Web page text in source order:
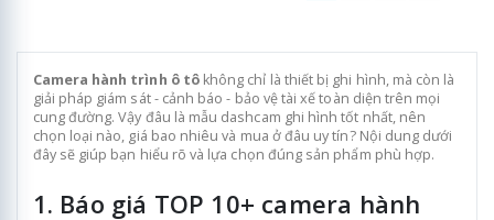
Camera hành trình ô tôkhông chỉ là thiết bị ghi hình, mà còn là
giải pháp giám sát - cảnh báo - bảo vệ tài xế toàn diện trên mọi
cung đường. Vậy đâu là mẫu dashcam ghi hình tốt nhất, nên
chọn loại nào, giá bao nhiêu và mua ở đâu uy tín? Nội dung dưới
đây sẽ giúp bạn hiểu rõ và lựa chọn đúng sản phẩm phù hợp.
1. Báo giá TOP 10+ camera hành